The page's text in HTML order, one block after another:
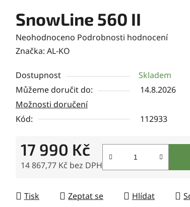
SnowLine 560 II
Průměrné
hodnocení
je
0,0
z
5
Neohodnoceno Podrobnosti hodnocení
Značka: AL-KO
Dostupnost
Skladem
Můžeme doručit do:
14.8.2026
Možnosti doručení
Kód:
112933
17 990 Kč
14 867,77 Kč bez DPH
Tisk Zeptat se Hlídat